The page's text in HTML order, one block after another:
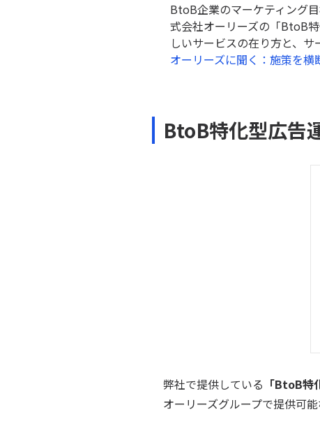
BtoB企業のマーケティング
式会社オーリーズの「BtoB
しいサービスの在り方と、
オーリーズに聞く：施策を
BtoB特化型広告
弊社で提供している 「BtoB特
オーリーズグループで提供可